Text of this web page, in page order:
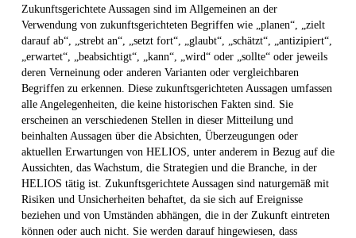
Zukunftsgerichtete Aussagen sind im Allgemeinen an der
Verwendung von zukunftsgerichteten Begriffen wie „planen“, „zielt
darauf ab“, „strebt an“, „setzt fort“, „glaubt“, „schätzt“, „antizipiert“,
„erwartet“, „beabsichtigt“, „kann“, „wird“ oder „sollte“ oder jeweils
deren Verneinung oder anderen Varianten oder vergleichbaren
Begriffen zu erkennen. Diese zukunftsgerichteten Aussagen umfassen
alle Angelegenheiten, die keine historischen Fakten sind. Sie
erscheinen an verschiedenen Stellen in dieser Mitteilung und
beinhalten Aussagen über die Absichten, Überzeugungen oder
aktuellen Erwartungen von HELIOS, unter anderem in Bezug auf die
Aussichten, das Wachstum, die Strategien und die Branche, in der
HELIOS tätig ist. Zukunftsgerichtete Aussagen sind naturgemäß mit
Risiken und Unsicherheiten behaftet, da sie sich auf Ereignisse
beziehen und von Umständen abhängen, die in der Zukunft eintreten
können oder auch nicht. Sie werden darauf hingewiesen, dass